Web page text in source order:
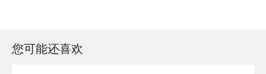
您可能还喜欢